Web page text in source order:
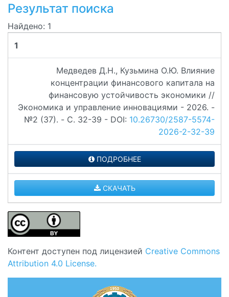
Результат поиска
Найдено: 1
1
Медведев Д.Н., Кузьмина О.Ю. Влияние
концентрации финансового капитала на
финансовую устойчивость экономики //
Экономика и управление инновациями - 2026. -
№2 (37). - C. 32-39 - DOI: 10.26730/2587-5574-
2026-2-32-39
ПОДРОБНЕЕ
СКАЧАТЬ
Контент доступен под лицензией Creative Commons
Attribution 4.0 License.